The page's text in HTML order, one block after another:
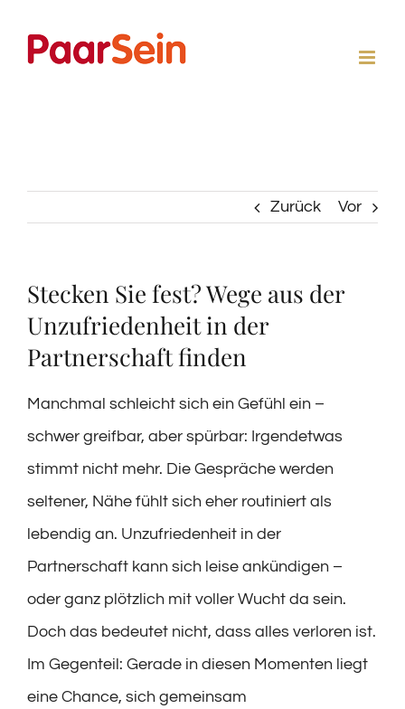
Inhalt
Zurück Vor
Stecken Sie fest? Wege aus der
Unzufriedenheit in der
Partnerschaft finden
Manchmal schleicht sich ein Gefühl ein –
schwer greifbar, aber spürbar: Irgendetwas
stimmt nicht mehr. Die Gespräche werden
seltener, Nähe fühlt sich eher routiniert als
lebendig an. Unzufriedenheit in der
Partnerschaft kann sich leise ankündigen –
oder ganz plötzlich mit voller Wucht da sein.
Doch das bedeutet nicht, dass alles verloren ist.
Im Gegenteil: Gerade in diesen Momenten liegt
eine Chance, sich gemeinsam